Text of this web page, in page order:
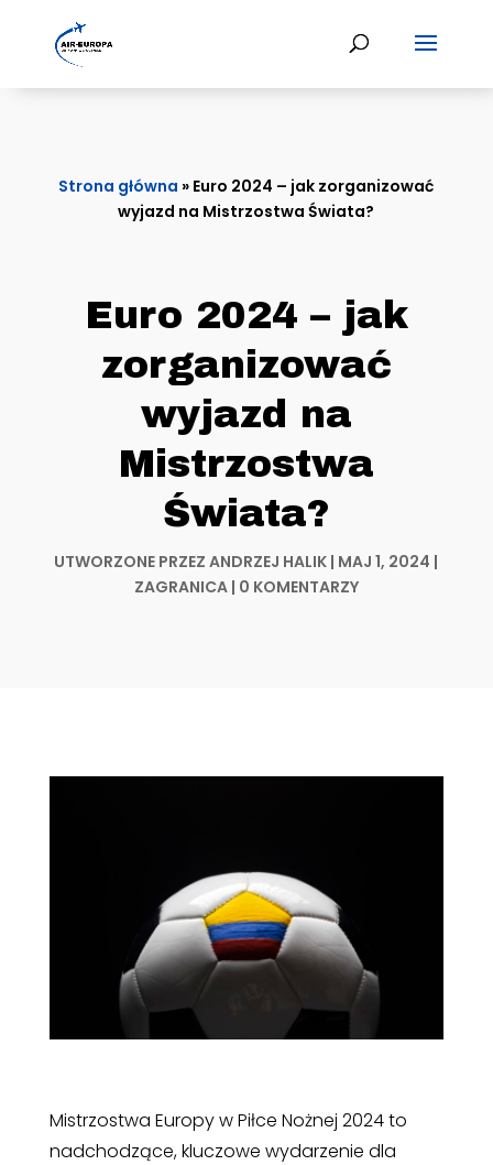
Strona główna » Euro 2024 – jak zorganizować
wyjazd na Mistrzostwa Świata?
Euro 2024 – jak
zorganizować
wyjazd na
Mistrzostwa
Świata?
UTWORZONE PRZEZANDRZEJ HALIK | MAJ 1, 2024 |
ZAGRANICA| 0 KOMENTARZY
Mistrzostwa Europy w Piłce Nożnej 2024 to
nadchodzące, kluczowe wydarzenie dla